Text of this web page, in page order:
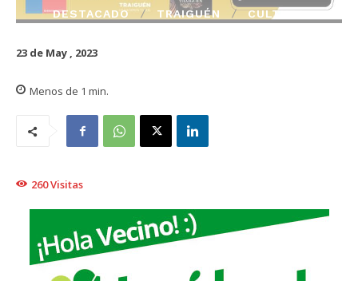
DESTACADO TRAIGUÉN CULTURA
23 de May , 2023
Menos de 1 min.
260Visitas